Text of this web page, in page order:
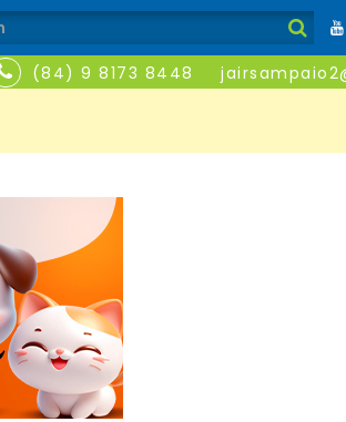
(84) 9 8173 8448